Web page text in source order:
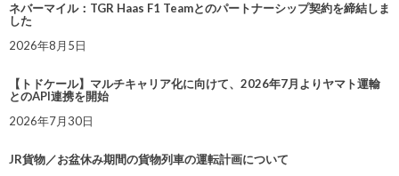
ネバーマイル：TGR Haas F1 Teamとのパートナーシップ契約を締結しま
した
2026年8月5日
【トドケール】マルチキャリア化に向けて、2026年7月よりヤマト運輸
とのAPI連携を開始
2026年7月30日
JR貨物／お盆休み期間の貨物列車の運転計画について